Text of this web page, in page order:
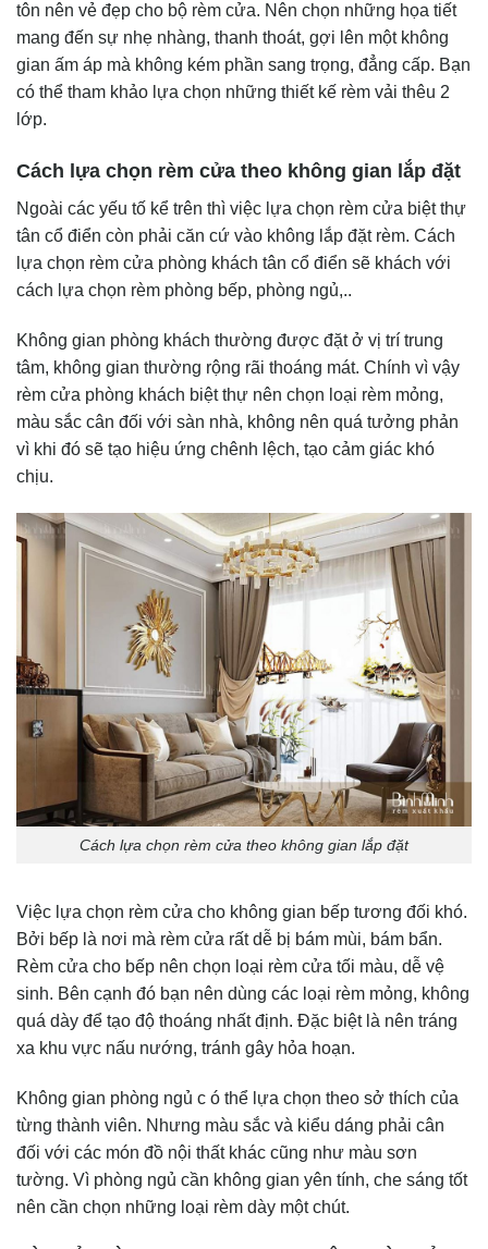
tôn nên vẻ đẹp cho bộ rèm cửa. Nên chọn những họa tiết
mang đến sự nhẹ nhàng, thanh thoát, gợi lên một không
gian ấm áp mà không kém phần sang trọng, đẳng cấp. Bạn
có thể tham khảo lựa chọn những thiết kế rèm vải thêu 2
lớp.
Cách lựa chọn rèm cửa theo không gian lắp đặt
Ngoài các yếu tố kể trên thì việc lựa chọn rèm cửa biệt thự
tân cổ điển còn phải căn cứ vào không lắp đặt rèm. Cách
lựa chọn rèm cửa phòng khách tân cổ điển sẽ khách với
cách lựa chọn rèm phòng bếp, phòng ngủ,..
Không gian phòng khách thường được đặt ở vị trí trung
tâm, không gian thường rộng rãi thoáng mát. Chính vì vậy
rèm cửa phòng khách biệt thự nên chọn loại rèm mỏng,
màu sắc cân đối với sàn nhà, không nên quá tưởng phản
vì khi đó sẽ tạo hiệu ứng chênh lệch, tạo cảm giác khó
chịu.
Cách lựa chọn rèm cửa theo không gian lắp đặt
Việc lựa chọn rèm cửa cho không gian bếp tương đối khó.
Bởi bếp là nơi mà rèm cửa rất dễ bị bám mùi, bám bẩn.
Rèm cửa cho bếp nên chọn loại rèm cửa tối màu, dễ vệ
sinh. Bên cạnh đó bạn nên dùng các loại rèm mỏng, không
quá dày để tạo độ thoáng nhất định. Đặc biệt là nên tráng
xa khu vực nấu nướng, tránh gây hỏa hoạn.
Không gian phòng ngủ c ó thể lựa chọn theo sở thích của
từng thành viên. Nhưng màu sắc và kiểu dáng phải cân
đối với các món đồ nội thất khác cũng như màu sơn
tường. Vì phòng ngủ cần không gian yên tính, che sáng tốt
nên cần chọn những loại rèm dày một chút.